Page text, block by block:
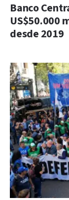
Banco
US$50.000
desde 2019